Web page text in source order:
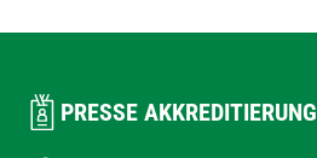
PRESSE AKKREDITIERUNG